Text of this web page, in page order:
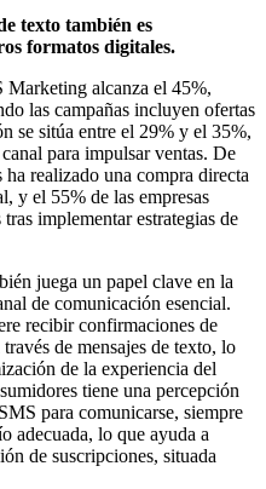
texto también es
formatos digitales.
Marketing alcanza el 45%,
las campañas incluyen ofertas
se sitúa entre el 29% y el 35%,
para impulsar ventas. De
realizado una compra directa
y el 55% de las empresas
implementar estrategias de
juega un papel clave en la
de comunicación esencial.
recibir confirmaciones de
de mensajes de texto, lo
de la experiencia del
tiene una percepción
para comunicarse, siempre
adecuada, lo que ayuda a
de suscripciones, situada